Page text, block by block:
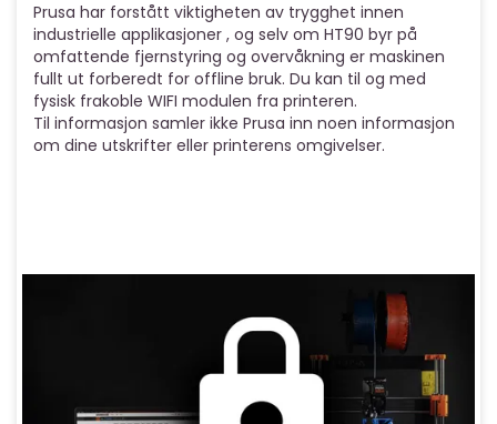
Prusa har forstått viktigheten av trygghet innen
industrielle applikasjoner , og selv om HT90 byr på
omfattende fjernstyring og overvåkning er maskinen
fullt ut forberedt for offline bruk. Du kan til og med
fysisk frakoble WIFI modulen fra printeren.
Til informasjon samler ikke Prusa inn noen informasjon
om dine utskrifter eller printerens omgivelser.